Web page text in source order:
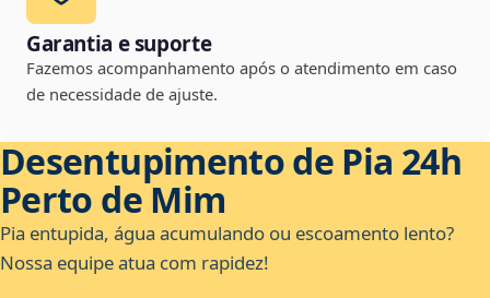
Garantia e suporte
Fazemos acompanhamento após o atendimento em caso
de necessidade de ajuste.
Desentupimento de Pia 24h
Perto de Mim
Pia entupida, água acumulando ou escoamento lento?
Nossa equipe atua com rapidez!